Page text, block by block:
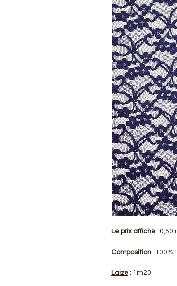
Le prix affiché : 0,50
Composition : 100%
Laize : 1m20